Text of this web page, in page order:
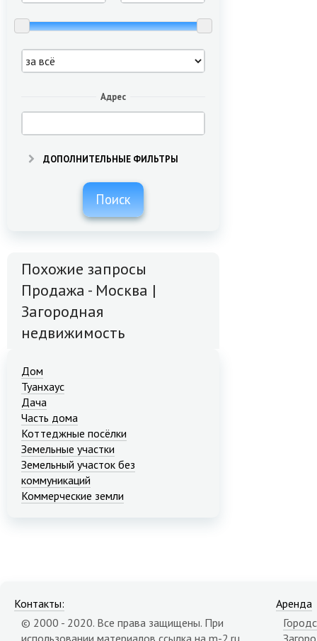
Адрес
ДОПОЛНИТЕЛЬНЫЕ ФИЛЬТРЫ
Поиск
Похожие запросы
Продажа - Москва |
Загородная
недвижимость
Дом
Туанхаус
Дача
Часть дома
Коттеджные посёлки
Земельные участки
Земельный участок без
коммуникаций
Коммерческие земли
Контакты:
© 2000 - 2020. Все права защищены. При
Аренда